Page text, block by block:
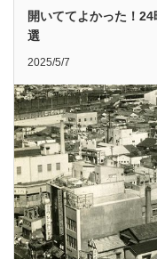
開いててよかった！
選
2025/5/7